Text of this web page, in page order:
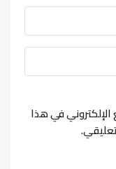
في هذا